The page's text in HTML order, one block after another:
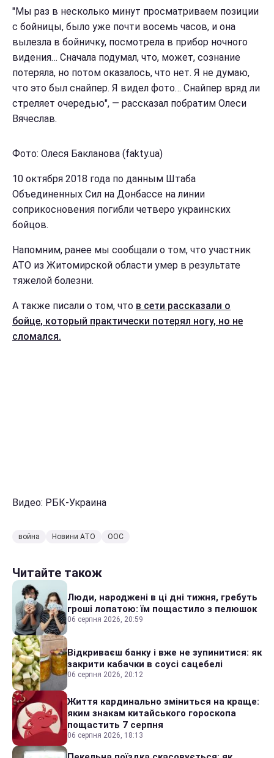
"Мы раз в несколько минут просматриваем позиции
с бойницы, было уже почти восемь часов, и она
вылезла в бойничку, посмотрела в прибор ночного
видения… Сначала подумал, что, может, сознание
потеряла, но потом оказалось, что нет. Я не думаю,
что это был снайпер. Я видел фото… Снайпер вряд ли
стреляет очередью", — рассказал побратим Олеси
Вячеслав.
Фото: Олеся Бакланова (fakty.ua)
10 октября 2018 года по данным Штаба
Объединенных Сил на Донбассе на линии
соприкосновения погибли четверо украинских
бойцов.
Напомним, ранее мы сообщали о том, что участник
АТО из Житомирской области умер в результате
тяжелой болезни.
А также писали о том, что в сети рассказали о
бойце, который практически потерял ногу, но не
сломался.
Видео: РБК-Украина
война Новини АТО ООС
Читайте також
Люди, народжені в ці дні тижня, гребуть
гроші лопатою: їм пощастило з пелюшок
06 серпня 2026, 20:59
Відкриваєш банку і вже не зупинитися: як
закрити кабачки в соусі сацебелі
06 серпня 2026, 20:12
Життя кардинально зміниться на краще:
яким знакам китайського гороскопа
пощастить 7 серпня
06 серпня 2026, 18:13